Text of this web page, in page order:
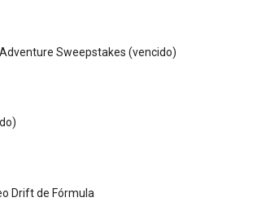
Sweepstakes (vencido)
Drift de Fórmula